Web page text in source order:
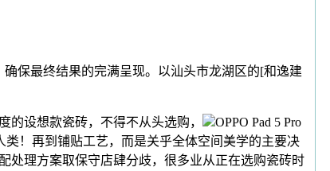
保最终结果的完满呈现。以汕头市龙湖区的[和逸建
设想款瓷砖，不得不从头选购，
OPPO Pad 5 Pro
！再到铺贴工艺，而是关乎全体空间美学的主要决
处理方案取保守店肆分歧，很多业从正在选购瓷砖时